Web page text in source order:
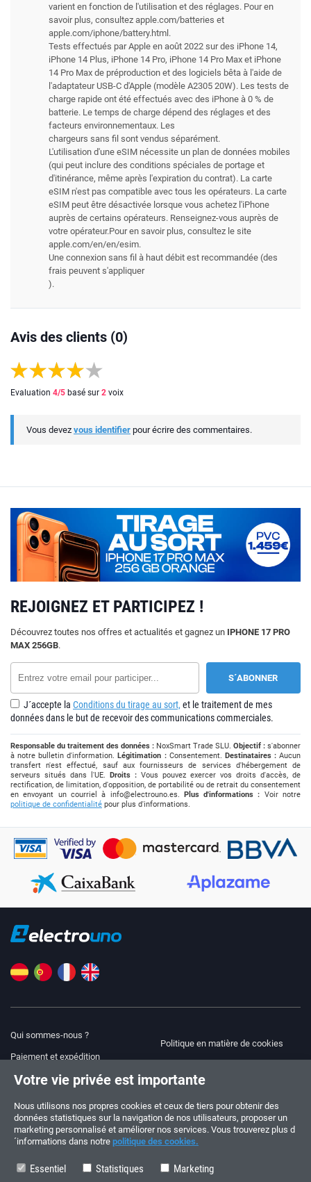
varient en fonction de l'utilisation et des réglages. Pour en
savoir plus, consultez apple.com/batteries et
apple.com/iphone/battery.html.
Tests effectués par Apple en août 2022 sur des iPhone 14,
iPhone 14 Plus, iPhone 14 Pro, iPhone 14 Pro Max et iPhone
14 Pro Max de préproduction et des logiciels bêta à l'aide de
l'adaptateur USB-C d'Apple (modèle A2305 20W). Les tests de
charge rapide ont été effectués avec des iPhone à 0 % de
batterie. Le temps de charge dépend des réglages et des
facteurs environnementaux. Les
chargeurs sans fil sont vendus séparément.
L'utilisation d'une eSIM nécessite un plan de données mobiles
(qui peut inclure des conditions spéciales de portage et
d'itinérance, même après l'expiration du contrat). La carte
eSIM n'est pas compatible avec tous les opérateurs. La carte
eSIM peut être désactivée lorsque vous achetez l'iPhone
auprès de certains opérateurs. Renseignez-vous auprès de
votre opérateur.Pour en savoir plus, consultez le site
apple.com/en/en/esim.
Une connexion sans fil à haut débit est recommandée (des
frais peuvent s'appliquer
).
Avis des clients (0)
Evaluation 4/5 basé sur 2 voix
Vous devez vous identifier pour écrire des commentaires.
REJOIGNEZ ET PARTICIPEZ !
Découvrez toutes nos offres et actualités et gagnez un IPHONE 17 PRO
MAX 256GB.
J´accepte la Conditions du tirage au sort, et le traitement de mes
données dans le but de recevoir des communications commerciales.
Responsable du traitement des données : NoxSmart Trade SLU. Objectif : s'abonner
à notre bulletin d'information. Légitimation :Consentement. Destinataires :Aucun
transfert n'est effectué, sauf aux fournisseurs de services d'hébergement de
serveurs situés dans l'UE.
Droits : Vous pouvez exercer vos droits d'accès, de
rectification, de limitation, d'opposition, de portabilité ou de retrait du consentement
en envoyant un courriel à info@electrouno.es. Plus d'informations : Voir notre
politique de confidentialité pour plus d'informations.
Qui sommes-nous ?
Paiement et expédition
Avis juridique
Modalités et conditions
Politique de confidentialité
Politique en matière de cookies
+34 910 600 459
Suivez-nous !
Votre vie privée est importante
Nous utilisons nos propres cookies et ceux de tiers pour obtenir des
données statistiques sur la navigation de nos utilisateurs, proposer un
marketing personnalisé et améliorer nos services. Vous trouverez plus d
´informations dans notre politique des cookies.
Essentiel Statistiques Marketing